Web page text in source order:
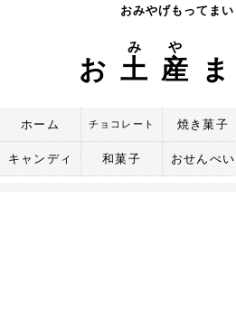
おみやげもってまい
お 土
み
産
や
ホーム チョコレート 焼き菓子
キャンディ 和菓子 おせんべい